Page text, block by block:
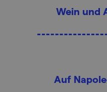
Wein und
Auf